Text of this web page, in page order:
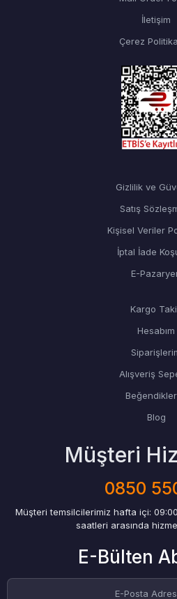
İletişim
Çerez
Gizlilik ve
Satış
Kişisel Veriler
İptal İade
E-
Kargo
Hesabım
Alışveriş
Blog
Müşteri
0850
Müşteri temsilcilerimiz hafta içi:
saatleri arasında
E-Bülten